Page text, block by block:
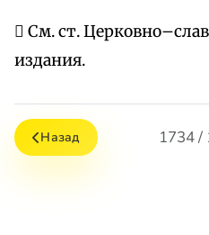
 См. ст.
издания.
Назад 1734 /